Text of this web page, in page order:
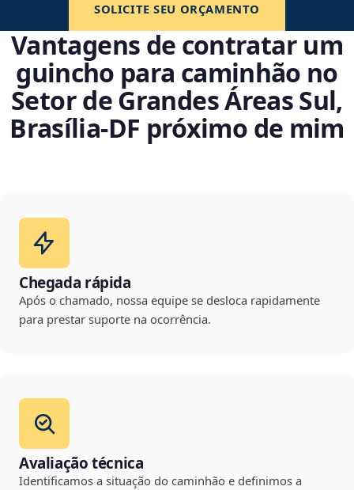
SOLICITE SEU ORÇAMENTO
Vantagens de contratar um
guincho para caminhão no
Setor de Grandes Áreas Sul,
Brasília‑DF próximo de mim
Chegada rápida
Após o chamado, nossa equipe se desloca rapidamente
para prestar suporte na ocorrência.
Avaliação técnica
Identificamos a situação do caminhão e definimos a